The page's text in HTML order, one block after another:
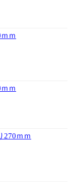
ｍ
ｍ
270ｍｍ